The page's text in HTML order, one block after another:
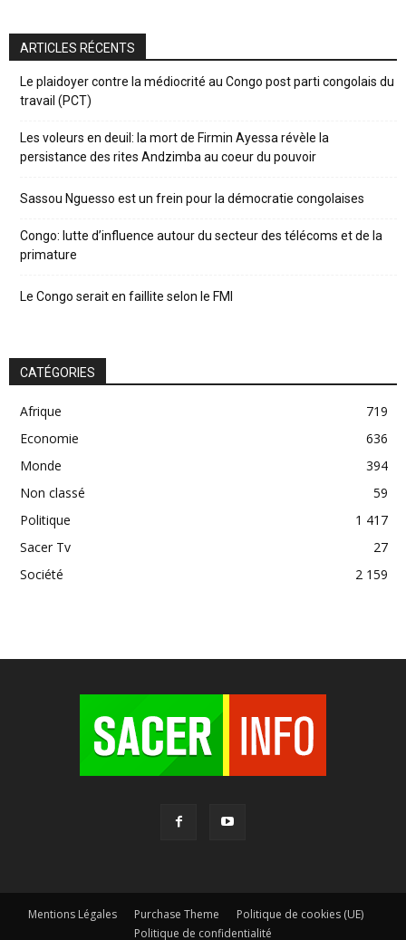
ARTICLES RÉCENTS
Le plaidoyer contre la médiocrité au Congo post parti congolais du
travail (PCT)
Les voleurs en deuil: la mort de Firmin Ayessa révèle la
persistance des rites Andzimba au coeur du pouvoir
Sassou Nguesso est un frein pour la démocratie congolaises
Congo: lutte d’influence autour du secteur des télécoms et de la
primature
Le Congo serait en faillite selon le FMI
CATÉGORIES
Afrique
719
Economie
636
Monde
394
Non classé
59
Politique
1 417
Sacer Tv
27
Société
2 159
Mentions Légales Purchase Theme
Politique de cookies (UE)
Politique de confidentialité